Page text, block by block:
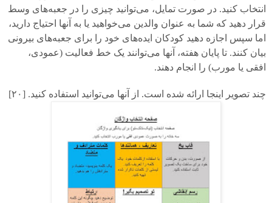
انتخاب کنید. در صورت تمایل، می‌توانید چیزی را در جعبه‌های وسط
قرار دهید که شما به عنوان والدین می‌خواهید یا به آنها احتیاج دارید،
اما سپس اجازه دهید کودکان ایده‌های خود را برای جعبه‌های بیرونی
بیان کنند. تا پایان هفته، آنها می‌توانند یک خط فعالیت (عمودی،
افقی یا مورب) را انجام دهند.
چند تصویر اینجا ارائه شده است. از آنها می‌توانید استفاده کنید. [۲۰]